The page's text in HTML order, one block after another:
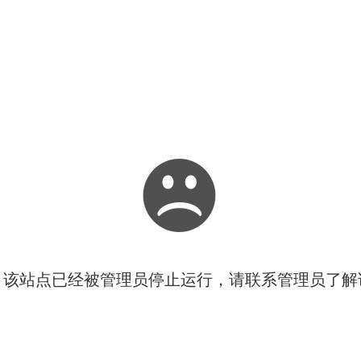
站点已经被管理员停止运行，请联系管理员了